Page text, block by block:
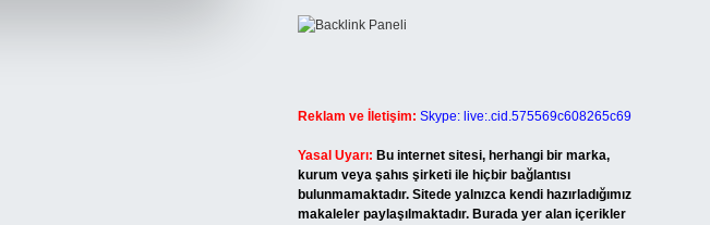
Reklam ve İletişim: Skype: live:.cid.575569c608265c69
Yasal Uyarı: Bu internet sitesi, herhangi bir marka,
kurum veya şahıs şirketi ile hiçbir bağlantısı
bulunmamaktadır. Sitede yalnızca kendi hazırladığımız
makaleler paylaşılmaktadır. Burada yer alan içerikler